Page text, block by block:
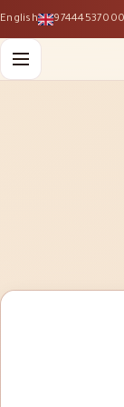
English